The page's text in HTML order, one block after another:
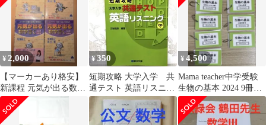
¥2,000
【マーカーあり格安】
新課程 元気が出る数学
4点セット 数II・B・
C・Ⅲ マセマ
¥350
短期攻略 大学入学 共
通テスト 英語リスニン
グ CD付き 駿台 演
習
¥4,500
Mama teacher中学受験
生物の基本 2024 9冊コ
ンプリートセット